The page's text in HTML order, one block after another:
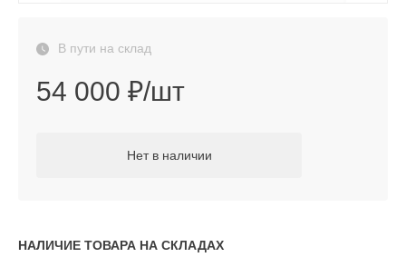
В пути на склад
54 000 ₽/шт
Нет в наличии
НАЛИЧИЕ ТОВАРА НА СКЛАДАХ